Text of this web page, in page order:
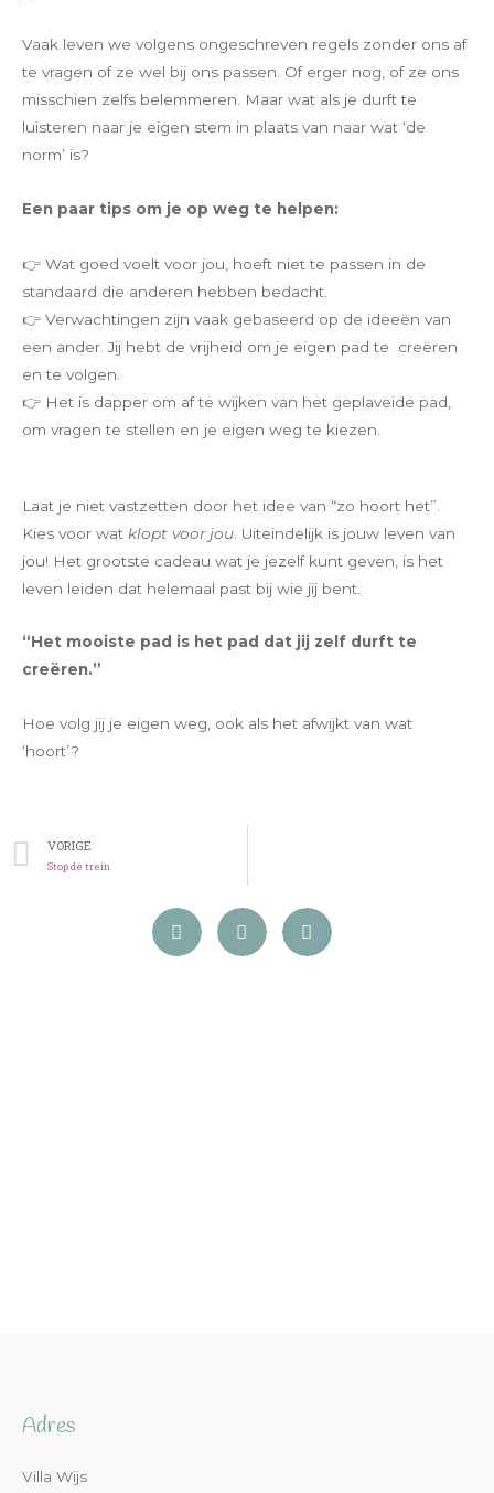
Vaak leven we volgens ongeschreven regels zonder ons af
te vragen of ze wel bij ons passen. Of erger nog, of ze ons
misschien zelfs belemmeren. Maar wat als je durft te
luisteren naar je eigen stem in plaats van naar wat ‘de
norm’ is?
Een paar tips om je op weg te helpen:
👉 Wat goed voelt voor jou, hoeft niet te passen in de
standaard die anderen hebben bedacht.
👉 Verwachtingen zijn vaak gebaseerd op de ideeën van
een ander. Jij hebt de vrijheid om je eigen pad te creëren
en te volgen.
👉 Het is dapper om af te wijken van het geplaveide pad,
om vragen te stellen en je eigen weg te kiezen.
Laat je niet vastzetten door het idee van “zo hoort het”.
Kies voor wat klopt voor jou . Uiteindelijk is jouw leven van
jou! Het grootste cadeau wat je jezelf kunt geven, is het
leven leiden dat helemaal past bij wie jij bent.
“Het mooiste pad is het pad dat jij zelf durft te
creëren.”
Hoe volg jij je eigen weg, ook als het afwijkt van wat
‘hoort’?
VORIGE
Stop de trein
Adres
Villa Wijs